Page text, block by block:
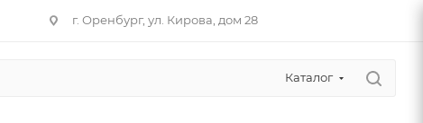
г. Оренбург, ул. Кирова, дом 28
Каталог